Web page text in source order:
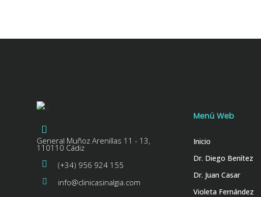
General Muñoz Arenillas 11 - 13,
110110 Cádiz
(+34) 956 924 155
info@clinicasinalgia.com
Menú Web
Inicio
Dr. Diego Benítez
Dr. Juan Casar
Violeta Fernández